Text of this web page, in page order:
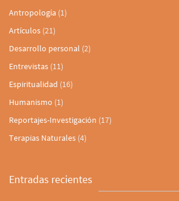
Antropología (1)
Artículos (21)
Desarrollo personal (2)
Entrevistas (11)
Espiritualidad (16)
Humanismo (1)
Reportajes-Investigación (17)
Terapias Naturales (4)
Entradas recientes